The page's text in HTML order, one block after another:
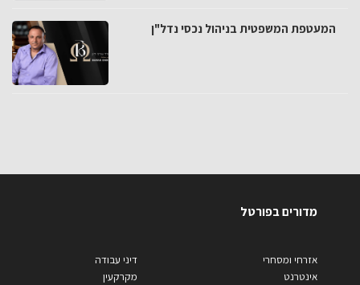
המעטפת המשפטית בניהול נכסי נדל"ן
מדורים בפורטל
אזרחי ומסחרי
אינטרנט
דיני עבודה
מקרקעין